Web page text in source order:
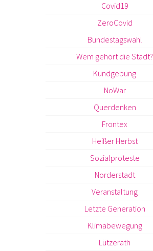
Covid19
ZeroCovid
Bundestagswahl
Wem gehört die Stadt?
Kundgebung
NoWar
Querdenken
Frontex
Heißer Herbst
Sozialproteste
Norderstadt
Veranstaltung
Letzte Generation
Klimabewegung
Lützerath